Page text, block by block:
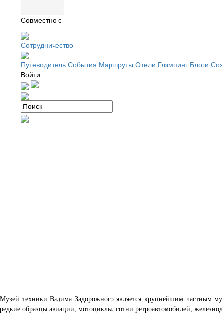
Совместно с
Сотрудничество
Путеводитель События Маршруты Отели Глэмпинг Блоги
Войти
Музей техники Вадима Задорожного является крупнейшим частным
редкие образцы авиации, мотоциклы, сотни ретроавтомобилей,